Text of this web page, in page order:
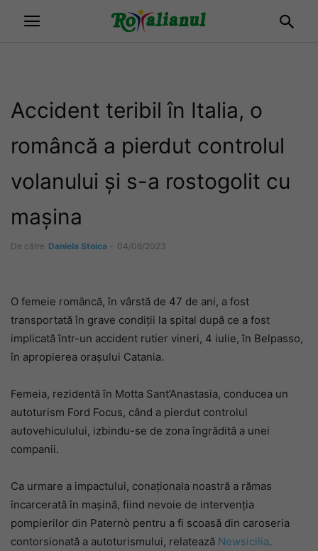
Accident teribil în Italia, o
româncă a pierdut controlul
volanului și s-a rostogolit cu
mașina
De către Daniela Stoica - 04/08/2023
O femeie româncă, în vârstă de 47 de ani, a fost
transportată în grave condiții la spital după ce a fost
implicată într-un accident rutier vineri, 4 iulie, în Belpasso,
în apropierea orașului Catania.
Femeia, rezidentă în Motta Sant’Anastasia, conducea un
autoturism Ford Focus, când a pierdut controlul
autovehiculului, izbindu-se de zona îngrădită a unei
companii.
Ca urmare a impactului, conaționala noastră a rămas
încarcerată în mașină, fiind nevoie de intervenția
pompierilor din Paternò pentru a fi scoasă din caroseria
contorsionată a autoturismului, relatează Newsicilia.